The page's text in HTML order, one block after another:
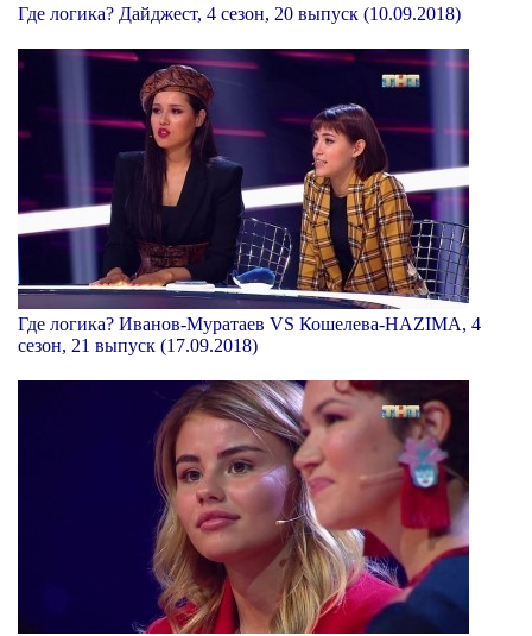
Где логика? Дайджест, 4 сезон, 20 выпуск (10.09.2018)
Где логика? Иванов-Муратаев VS Кошелева-НАZIМА, 4
сезон, 21 выпуск (17.09.2018)